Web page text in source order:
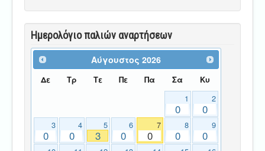
Ημερολόγιο παλιών αναρτήσεων
Αύγουστος 2026
Δε Τρ Τε Πε Πα Σα Κυ
1
0
2
0
3
0
4
0
5
3
6
0
7
0
8
0
9
0